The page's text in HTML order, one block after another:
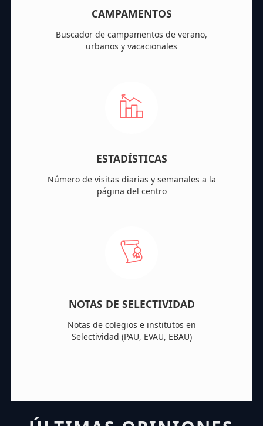
CAMPAMENTOS
Buscador de campamentos de verano,
urbanos y vacacionales
ESTADÍSTICAS
Número de visitas diarias y semanales a la
página del centro
NOTAS DE SELECTIVIDAD
Notas de colegios e institutos en
Selectividad (PAU, EVAU, EBAU)